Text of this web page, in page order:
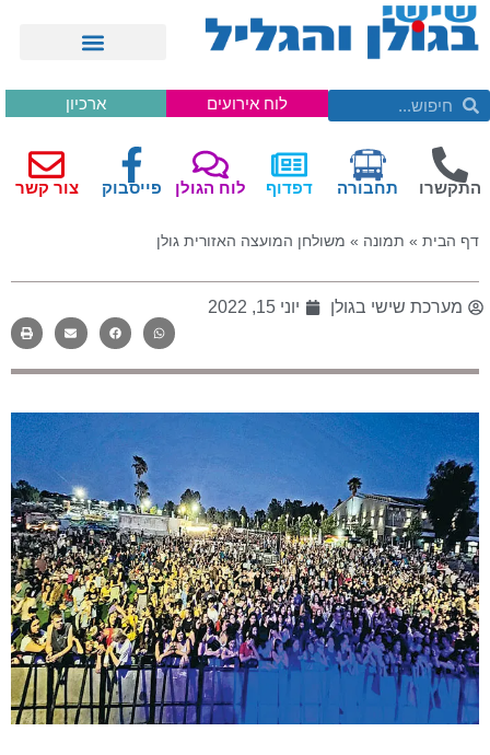
לוח אירועים ארכיון
התקשרו תחבורה דפדוף לוח הגולן פייסבוק צור קשר
דף הבית » תמונה » משולחן המועצה האזורית גולן
מערכת שישי בגולן יוני 15, 2022